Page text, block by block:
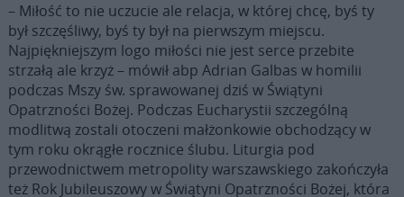
– Miłość to nie uczucie ale relacja, w której chcę, byś ty
był szczęśliwy, byś ty był na pierwszym miejscu.
Najpiękniejszym logo miłości nie jest serce przebite
strzałą ale krzyż – mówił abp Adrian Galbas w homilii
podczas Mszy św. sprawowanej dziś w Świątyni
Opatrzności Bożej. Podczas Eucharystii szczególną
modlitwą zostali otoczeni małżonkowie obchodzący w
tym roku okrągłe rocznice ślubu. Liturgia pod
przewodnictwem metropolity warszawskiego zakończyła
też Rok Jubileuszowy w Świątyni Opatrzności Bożej, która